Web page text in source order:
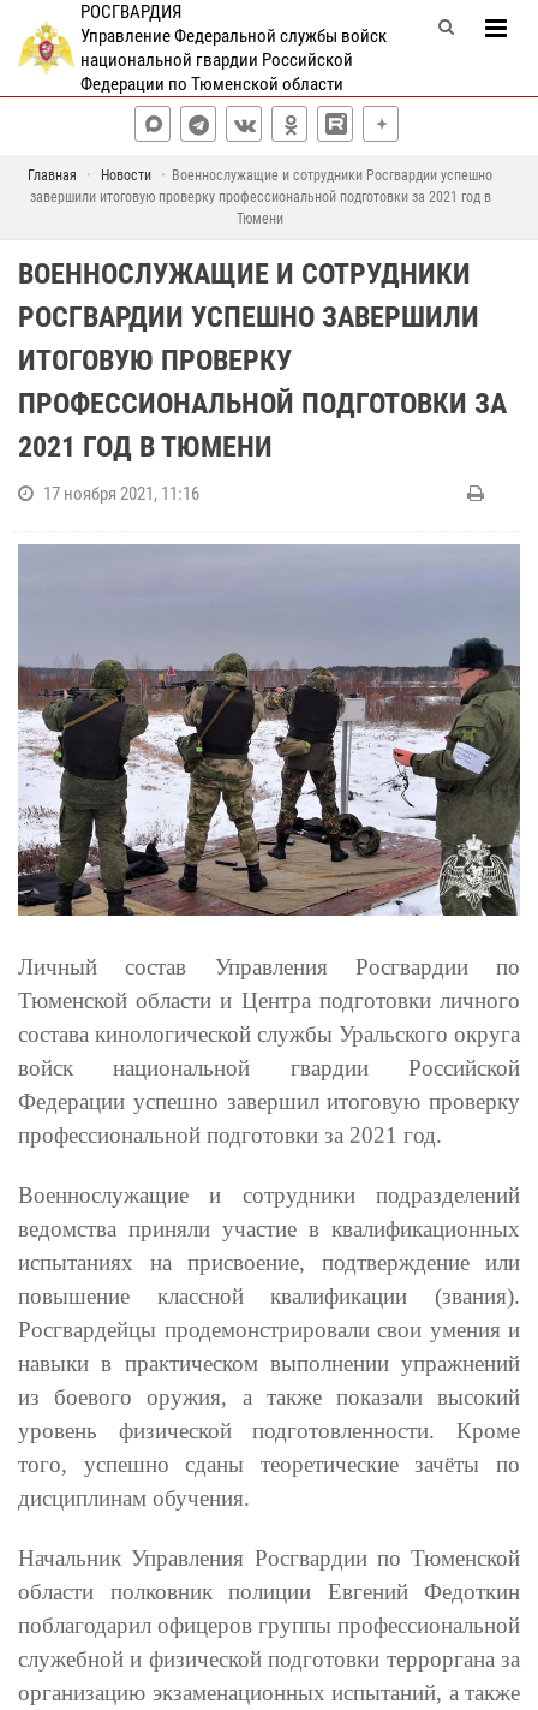
РОСГВАРДИЯ
Управление Федеральной службы войск
национальной гвардии Российской
Федерации по Тюменской области
Главная Новости
Военнослужащие и сотрудники Росгвардии успешно
завершили итоговую проверку профессиональной подготовки за 2021 год в
Тюмени
ВОЕННОСЛУЖАЩИЕ И СОТРУДНИКИ
РОСГВАРДИИ УСПЕШНО ЗАВЕРШИЛИ
ИТОГОВУЮ ПРОВЕРКУ
ПРОФЕССИОНАЛЬНОЙ ПОДГОТОВКИ ЗА
2021 ГОД В ТЮМЕНИ
17 ноября 2021, 11:16
Личный состав Управления Росгвардии по
Тюменской области и Центра подготовки личного
состава кинологической службы Уральского округа
войск национальной гвардии Российской
Федерации успешно завершил итоговую проверку
профессиональной подготовки за 2021 год.
Военнослужащие и сотрудники подразделений
ведомства приняли участие в квалификационных
испытаниях на присвоение, подтверждение или
повышение классной квалификации (звания).
Росгвардейцы продемонстрировали свои умения и
навыки в практическом выполнении упражнений
из боевого оружия, а также показали высокий
уровень физической подготовленности. Кроме
того, успешно сданы теоретические зачёты по
дисциплинам обучения.
Начальник Управления Росгвардии по Тюменской
области полковник полиции Евгений Федоткин
поблагодарил офицеров группы профессиональной
служебной и физической подготовки терроргана за
организацию экзаменационных испытаний, а также